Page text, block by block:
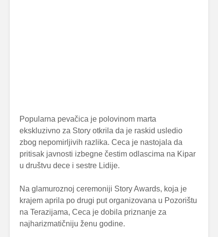
Popularna pevačica je polovinom marta
ekskluzivno za Story otkrila da je raskid usledio
zbog nepomirljivih razlika. Ceca je nastojala da
pritisak javnosti izbegne čestim odlascima na Kipar
u društvu dece i sestre Lidije.
Na glamuroznoj ceremoniji Story Awards, koja je
krajem aprila po drugi put organizovana u Pozorištu
na Terazijama, Ceca je dobila priznanje za
najharizmatičniju ženu godine.